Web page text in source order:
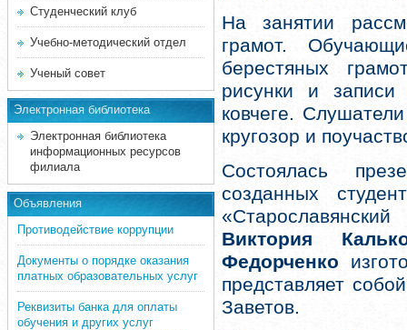
Студенческий клуб
Учебно-методический отдел
Ученый совет
Электронная библиотека
Электронная библиотека
информационных ресурсов
филиала
Объявления
Противодействие коррупции
Документы о порядке оказания
платных образовательных услуг
Реквизиты банка для оплаты
обучения и других услуг
На занятии
грамот.
берестяных
рисунки и
ковчеге.
кругозор и
Состоялась
созданных
Виктория
Федорченко
представляет
Заветов.